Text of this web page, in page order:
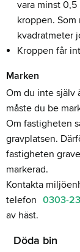
vara minst
kroppen. Som
kvadratmeter
Kroppen får
Marken
Om du inte själv
måste du be
Om fastigheten
gravplatsen.
fastigheten
markerad.
Kontakta
telefon 0303-
av häst.
Döda bin